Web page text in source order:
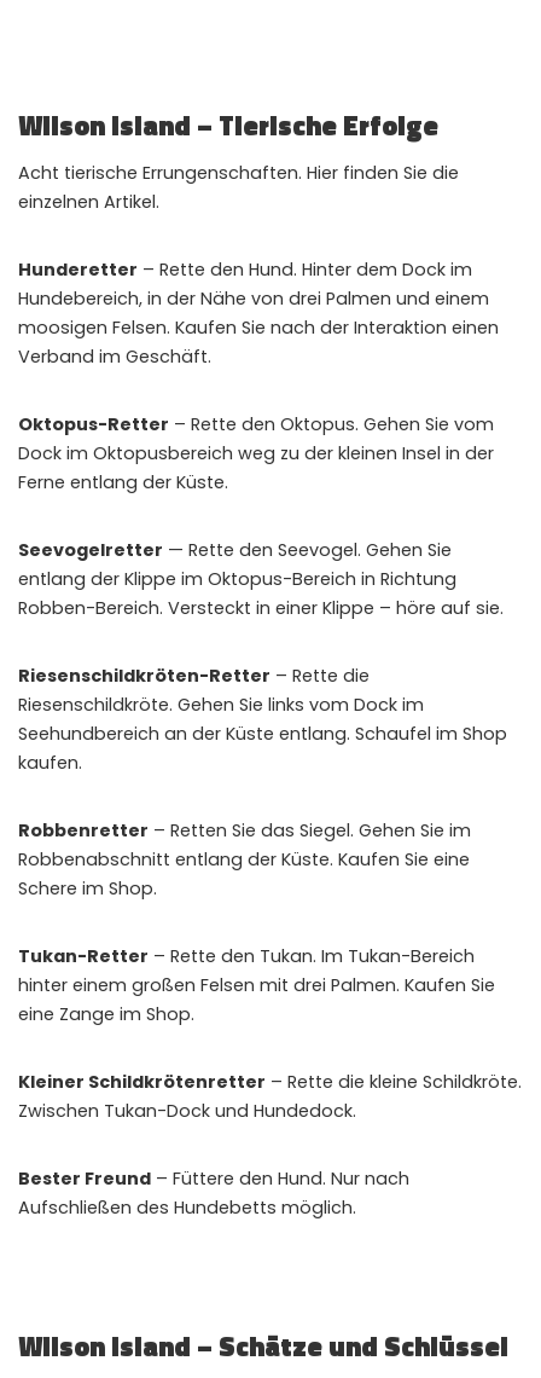
Wilson Island – Tierische Erfolge
Acht tierische Errungenschaften. Hier finden Sie die
einzelnen Artikel.
Hunderetter – Rette den Hund. Hinter dem Dock im
Hundebereich, in der Nähe von drei Palmen und einem
moosigen Felsen. Kaufen Sie nach der Interaktion einen
Verband im Geschäft.
Oktopus-Retter – Rette den Oktopus. Gehen Sie vom
Dock im Oktopusbereich weg zu der kleinen Insel in der
Ferne entlang der Küste.
Seevogelretter — Rette den Seevogel. Gehen Sie
entlang der Klippe im Oktopus-Bereich in Richtung
Robben-Bereich. Versteckt in einer Klippe – höre auf sie.
Riesenschildkröten-Retter – Rette die
Riesenschildkröte. Gehen Sie links vom Dock im
Seehundbereich an der Küste entlang. Schaufel im Shop
kaufen.
Robbenretter – Retten Sie das Siegel. Gehen Sie im
Robbenabschnitt entlang der Küste. Kaufen Sie eine
Schere im Shop.
Tukan-Retter – Rette den Tukan. Im Tukan-Bereich
hinter einem großen Felsen mit drei Palmen. Kaufen Sie
eine Zange im Shop.
Kleiner Schildkrötenretter – Rette die kleine Schildkröte.
Zwischen Tukan-Dock und Hundedock.
Bester Freund – Füttere den Hund. Nur nach
Aufschließen des Hundebetts möglich.
Wilson Island – Schätze und Schlüssel